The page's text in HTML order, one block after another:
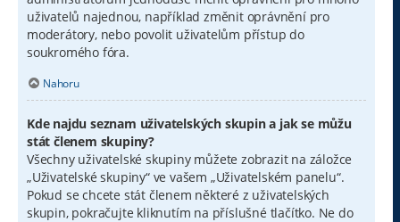
uživatelů najednou, například změnit oprávnění pro
moderátory, nebo povolit uživatelům přístup do
soukromého fóra.
Nahoru
Kde najdu seznam uživatelských skupin a jak se můžu
stát členem skupiny?
Všechny uživatelské skupiny můžete zobrazit na záložce
„Uživatelské skupiny“ ve vašem „Uživatelském panelu“.
Pokud se chcete stát členem některé z uživatelských
skupin, pokračujte kliknutím na příslušné tlačítko. Ne do